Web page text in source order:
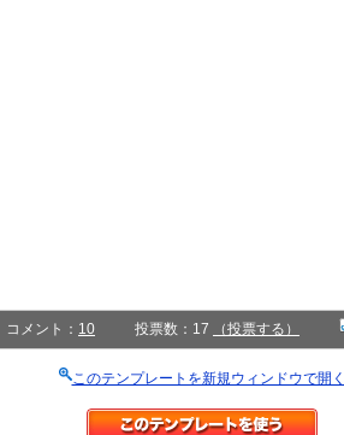
コメント： 10 投票数：17 （投票する）
このテンプレートを新規ウィンドウで開